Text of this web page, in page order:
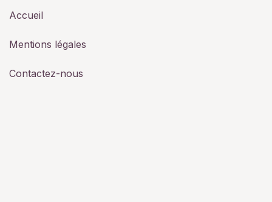
Accueil
Mentions légales
Contactez-nous